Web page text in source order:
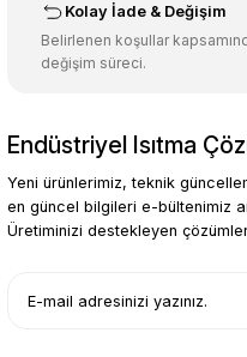
Kolay İade & Değişim
Belirlenen koşullar
değişim süreci.
Endüstriyel Isıtma
Yeni ürünlerimiz, teknik
en güncel bilgileri e-bültenimiz
Üretiminizi destekleyen